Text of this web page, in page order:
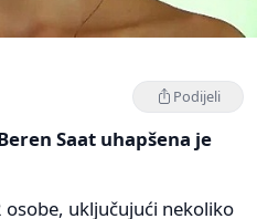
Podijeli
Saat uhapšena je
osobe, uključujući nekoliko